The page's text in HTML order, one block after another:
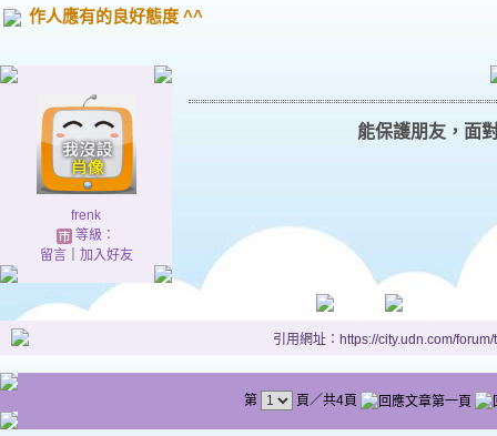
作人應有的良好態度 ^^
frenk
等級：
留言｜ 加入好友
能保護朋友，面
引用網址：https://city.udn.com/
第 頁／共4頁